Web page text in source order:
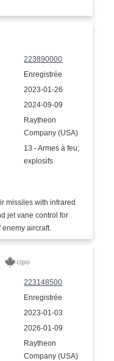
223890000
Enregistrée
2023-01-26
2024-09-09
Raytheon
Company (USA)
13 - Armes à feu;
explosifs
missiles with infrared
jet vane control for
aircraft.
223148500
Enregistrée
2023-01-03
2026-01-09
Raytheon
Company (USA)